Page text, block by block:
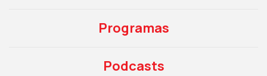
Programas
Podcasts